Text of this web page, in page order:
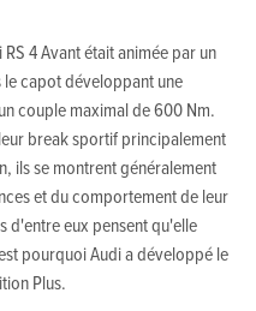
4 Avant était animée par un
capot développant une
couple maximal de 600 Nm.
break sportif principalement
ils se montrent généralement
et du comportement de leur
d'entre eux pensent qu'elle
pourquoi Audi a développé le
Plus.